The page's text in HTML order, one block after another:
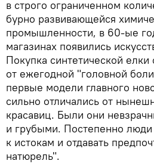
в строго ограниченном
бурно развивающейся
промышленности, в 60-ые
магазинах появились
Покупка синтетической
от ежегодной "головной
первые модели главного
сильно отличались от
красавиц. Были они
и грубыми. Постепенно люди
к истокам и отдавать
натюрель".